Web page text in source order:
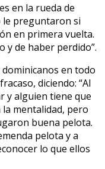
en la rueda de
le preguntaron si
en primera vuelta.
y de haber perdido”.
en todo
diciendo: “Al
y alguien tiene que
mentalidad, pero
buena pelota.
pelota y a
lo que ellos